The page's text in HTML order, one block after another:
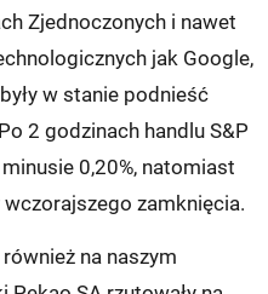
Zjednoczonych i nawet
jak Google,
w stanie podnieść
2 godzinach handlu S&P
0,20%, natomiast
zamknięcia.
na naszym